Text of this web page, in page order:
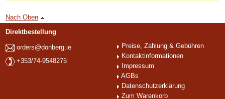
Nach Oben
Direktbestellung
orders@donberg.ie
+353/74-9548275
Preise, Zahlung & Gebühren
Kontaktinformationen
Impressum
AGBs
Datenschutzerklärung
Zum Warenkorb